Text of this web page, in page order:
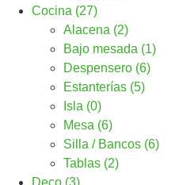
Cocina (27)
Alacena (2)
Bajo mesada (1)
Despensero (6)
Estanterías (5)
Isla (0)
Mesa (6)
Silla / Bancos (6)
Tablas (2)
Deco (3)